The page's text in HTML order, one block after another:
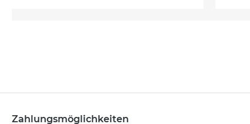
Zahlungsmöglichkeiten